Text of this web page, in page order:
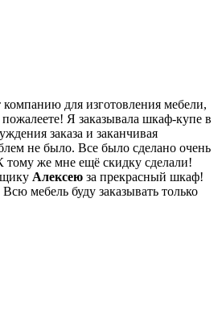
для изготовления мебели,
Я заказывала шкаф-купе в
заказа и заканчивая
не было. Все было сделано очень
тому же мне ещё скидку сделали!
Алексею за прекрасный шкаф!
мебель буду заказывать только